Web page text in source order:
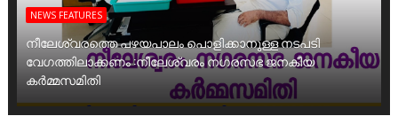
NEWS FEATURES
നീലേശ്വരത്തെ പഴയപാലം പൊളിക്കാനുള്ള നടപടി
വേഗത്തിലാക്കണം :നീലേശ്വരം നഗരസഭ ജനകീയ
കർമ്മസമിതി